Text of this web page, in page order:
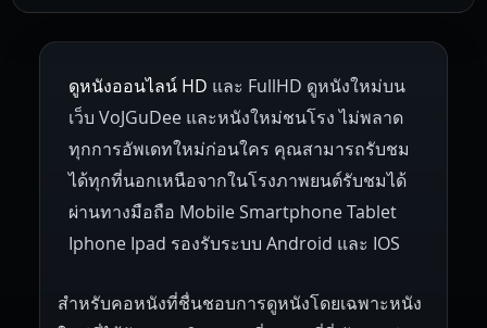
1945 1942 1941 1940 1939
1937 1930
Netherlands Russia Poland
Hungary Denmark Bulgaria
Czech Republic Brazil Turkey
ดูหนังออนไลน์ HD และ FullHD ดูหนังใหม่บน
เว็บ VoJGuDee และหนังใหม่ชนโรง ไม่พลาด
ทุกการอัพเดทใหม่ก่อนใคร คุณสามารถรับชม
ได้ทุกที่นอกเหนือจากในโรงภาพยนต์รับชมได้
ผ่านทางมือถือ Mobile Smartphone Tablet
Iphone Ipad รองรับระบบ Android และ IOS
สำหรับคอหนังที่ชื่นชอบการดูหนังโดยเฉพาะหนัง